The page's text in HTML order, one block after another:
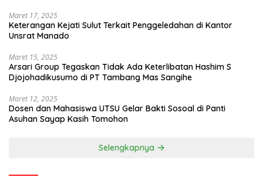
Maret 17, 2025
Keterangan Kejati Sulut Terkait Penggeledahan di Kantor
Unsrat Manado
Maret 15, 2025
Arsari Group Tegaskan Tidak Ada Keterlibatan Hashim S
Djojohadikusumo di PT Tambang Mas Sangihe
Maret 12, 2025
Dosen dan Mahasiswa UTSU Gelar Bakti Sosoal di Panti
Asuhan Sayap Kasih Tomohon
Selengkapnya